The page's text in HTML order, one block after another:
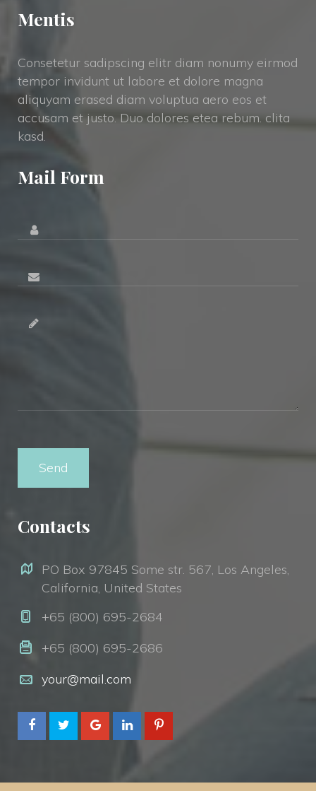
Menti
Consetetur sadipscing elitr diam nonumy eirmod
tempor invidunt ut labore et dolore magna
aliquyam erased diam voluptua aero eos et
accusam et justo. Duo dolores etea rebum. clita
kasd.
Mail Form
Contact
PO Box 97845 Some str. 567, Los Angeles,
California, United States
+65 (800) 695-2684
+65 (800) 695-2686
your@mail.com